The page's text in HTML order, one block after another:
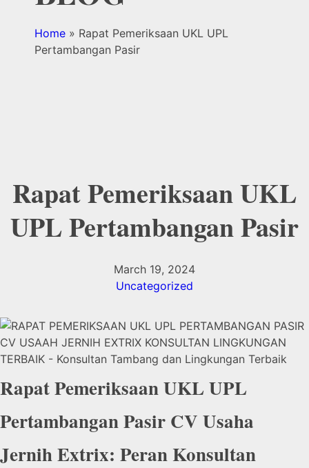
Home » Rapat Pemeriksaan UKL UPL
Pertambangan Pasir
Rapat Pemeriksaan UKL
UPL Pertambangan Pasir
March 19, 2024
Uncategorized
Rapat Pemeriksaan UKL UPL
Pertambangan Pasir CV Usaha
Jernih Extrix: Peran Konsultan